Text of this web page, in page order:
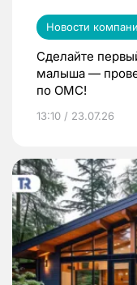
Новости
Сделайте
малыша —
по ОМС!
13:10 / 23.07.26